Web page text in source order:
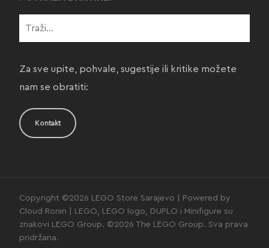
Za sve upite, pohvale, sugestije ili kritike možete
nam se obratiti:
Kontakt
Copyright ©2026 LEGO Store Sarajevo | Powered by
Cloud Ronin | LEGO, LEGO logo, DUPLO i Minifigure su
znakovi LEGO Group. ©2026 The LEGO Group. Sva prava
pridržana.